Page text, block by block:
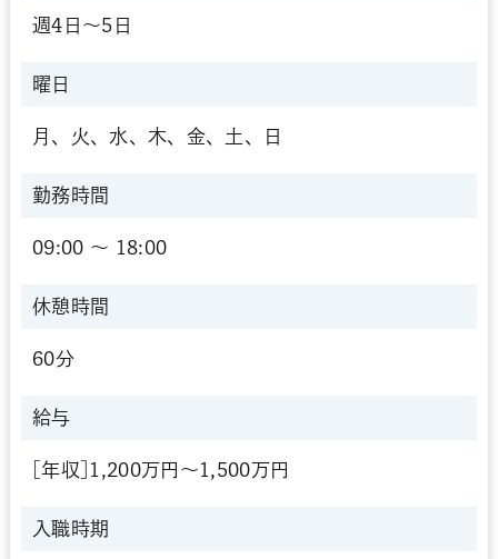
週4日～5日
曜日
月、火、水、木、金、土、日
勤務時間
09:00 〜 18:00
休憩時間
60分
給与
[年収]1,200万円～1,500万円
入職時期